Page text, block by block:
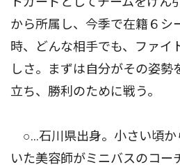
から所属し、今季で在籍６シ
時、どんな相手でも、ファイ
しさ。まずは自分がその姿勢
立ち、勝利のために戦う。
○…石川県出身。小さい頃か
いた美容師がミニバスのコー